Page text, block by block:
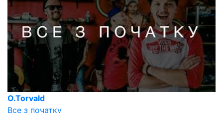
O.Torvald
Все з початку